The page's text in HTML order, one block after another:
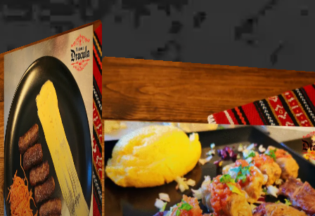
Sarmale Involtini Di
Verza